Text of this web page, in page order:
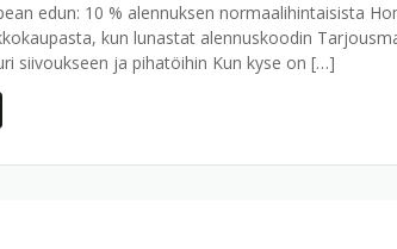
edun: 10 % alennuksen normaalihintaisista
kun lunastat alennuskoodin
siivoukseen ja pihatöihin Kun kyse on […]